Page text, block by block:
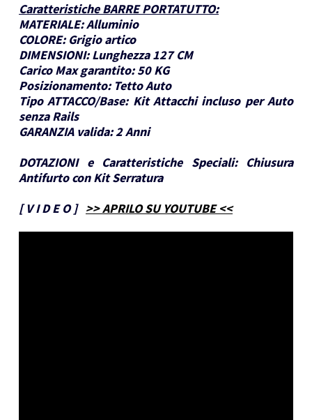
Caratteristiche BARRE PORTATUTTO:
MATERIALE:Alluminio
COLORE: Grigio artico
DIMENSIONI: Lunghezza 127 CM
Carico Max garantito: 50 KG
Posizionamento: Tetto Auto
Tipo ATTACCO/Base: Kit Attacchi incluso per Auto
senza Rails
GARANZIA valida:2 Anni
DOTAZIONI e Caratteristiche Speciali:
Chiusura
Antifurto con Kit Serratura
[V I D E O] >> APRILO SU YOUTUBE <<